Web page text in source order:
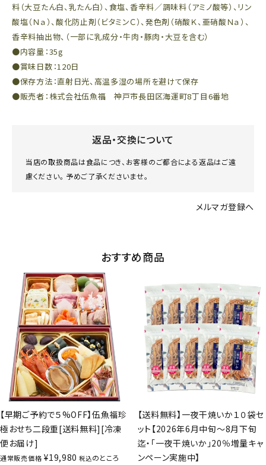
料（大豆たん白、乳たん白）、食塩、香辛料／調味料（アミノ酸等）、リン
酸塩（Ｎａ）、酸化防止剤（ビタミンＣ）、発色剤（硝酸Ｋ、亜硝酸Ｎａ）、
香辛料抽出物、（一部に乳成分・牛肉・豚肉・大豆を含む）
●内容量：35g
●賞味日数：120日
●保存方法：直射日光、高温多湿の場所を避けて保存
●販売者：株式会社伍魚福 神戸市長田区海運町8丁目6番地
返品・交換について
当店の取扱商品は食品につき、お客様のご都合による返品はご遠
慮ください。 予めご了承くださいませ。
メルマガ登録へ
おすすめ商品
【早期ご予約で５%OFF】伍魚福珍
極おせち二段重[送料無料][冷凍
便お届け]
通常販売価格 ¥19,980 税込のところ
【送料無料】一夜干焼いか１０袋セ
ット【2026年6月中旬～8月下旬
迄・「一夜干焼いか」20％増量キャ
ンペーン実施中】